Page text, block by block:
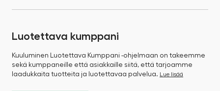
Luotettava kumppani
Kuuluminen Luotettava Kumppani -ohjelmaan on takeemme
sekä kumppaneille että asiakkaille siitä, että tarjoamme
laadukkaita tuotteita ja luotettavaa palvelua. Lue lisää